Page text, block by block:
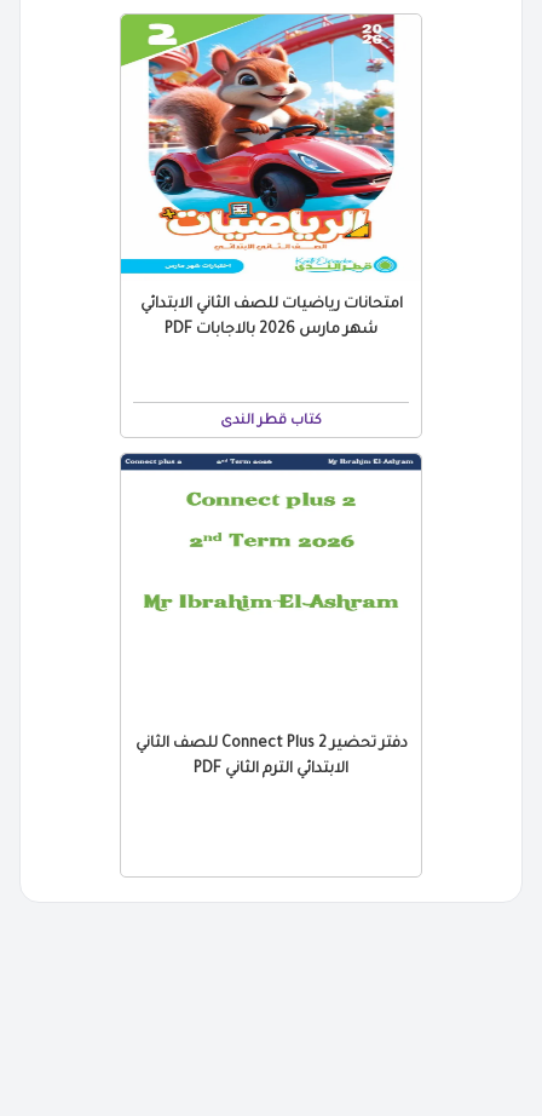
امتحانات رياضيات للصف الثاني الابتدائي
شهر مارس 2026 بالاجابات PDF
كتاب قطر الندى
دفتر تحضير Connect Plus 2 للصف الثاني
الابتدائي الترم الثاني PDF